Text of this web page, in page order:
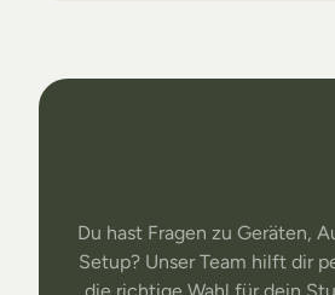
Du hast Fragen zu Geräten,
Setup? Unser Team hilft dir